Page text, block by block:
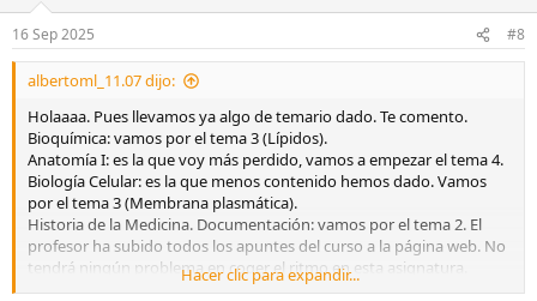
e
s
16 Sep 2025 #8
albertoml_11.07 dijo:
Holaaaa. Pues llevamos ya algo de temario dado. Te comento.
Bioquímica: vamos por el tema 3 (Lípidos).
Anatomía I: es la que voy más perdido, vamos a empezar el tema 4.
Biología Celular: es la que menos contenido hemos dado. Vamos
por el tema 3 (Membrana plasmática).
Historia de la Medicina. Documentación: vamos por el tema 2. El
profesor ha subido todos los apuntes del curso a la página web. No
tendrá ningún problema en coger el ritmo en esta asignatura.
Genética: Vamos a empezar el 1.5 mitosis y meoisis.
Hacer clic para expandir...